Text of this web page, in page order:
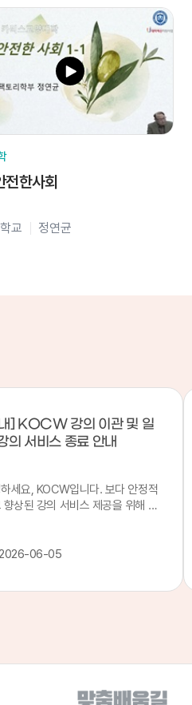
전한사회
교 정연균
] KOCW 강의 이관 및 일
의 서비스 종료 안내
세요, KOCW입니다. 보다 안정적
향상된 강의 서비스 제공을 위해 강
종료될 예정이오니, 이용에 참고하
강의 안내 이관 작업으로 인해 일부
니다. 서비스 종료 강의 목록은 아래
06-05